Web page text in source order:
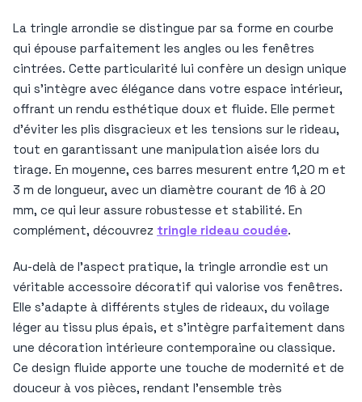
La tringle arrondie se distingue par sa forme en courbe
qui épouse parfaitement les angles ou les fenêtres
cintrées. Cette particularité lui confère un design unique
qui s’intègre avec élégance dans votre espace intérieur,
offrant un rendu esthétique doux et fluide. Elle permet
d’éviter les plis disgracieux et les tensions sur le rideau,
tout en garantissant une manipulation aisée lors du
tirage. En moyenne, ces barres mesurent entre 1,20 m et
3 m de longueur, avec un diamètre courant de 16 à 20
mm, ce qui leur assure robustesse et stabilité. En
complément, découvrez tringle rideau coudée.
Au-delà de l’aspect pratique, la tringle arrondie est un
véritable accessoire décoratif qui valorise vos fenêtres.
Elle s’adapte à différents styles de rideaux, du voilage
léger au tissu plus épais, et s’intègre parfaitement dans
une décoration intérieure contemporaine ou classique.
Ce design fluide apporte une touche de modernité et de
douceur à vos pièces, rendant l’ensemble très